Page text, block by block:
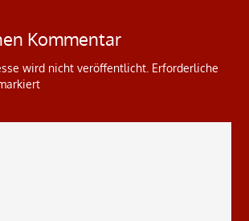
Kommentar
wird nicht veröffentlicht. Erforderliche